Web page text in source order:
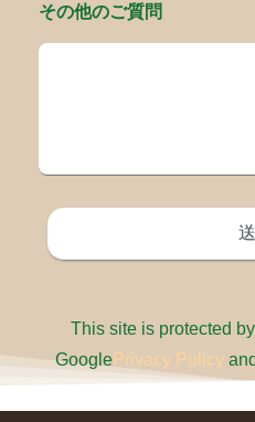
その他のご質問
This site is protected
GooglePrivacy Policy and